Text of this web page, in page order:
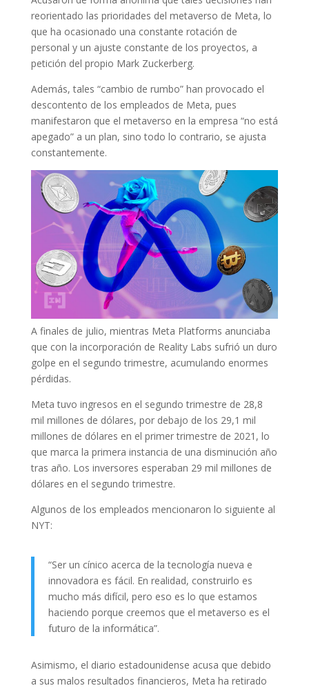
reorientado las prioridades del metaverso de Meta, lo
que ha ocasionado una constante rotación de
personal y un ajuste constante de los proyectos, a
petición del propio Mark Zuckerberg.
Además, tales “cambio de rumbo” han provocado el
descontento de los empleados de Meta, pues
manifestaron que el metaverso en la empresa “no está
apegado” a un plan, sino todo lo contrario, se ajusta
constantemente.
A finales de julio, mientras Meta Platforms anunciaba
que con la incorporación de Reality Labs sufrió un duro
golpe en el segundo trimestre, acumulando enormes
pérdidas.
Meta tuvo ingresos en el segundo trimestre de 28,8
mil millones de dólares, por debajo de los 29,1 mil
millones de dólares en el primer trimestre de 2021, lo
que marca la primera instancia de una disminución año
tras año. Los inversores esperaban 29 mil millones de
dólares en el segundo trimestre.
Algunos de los empleados mencionaron lo siguiente al
NYT:
“Ser un cínico acerca de la tecnología nueva e
innovadora es fácil. En realidad, construirlo es
mucho más difícil, pero eso es lo que estamos
haciendo porque creemos que el metaverso es el
futuro de la informática”.
Asimismo, el diario estadounidense acusa que debido
a sus malos resultados financieros, Meta ha retirado